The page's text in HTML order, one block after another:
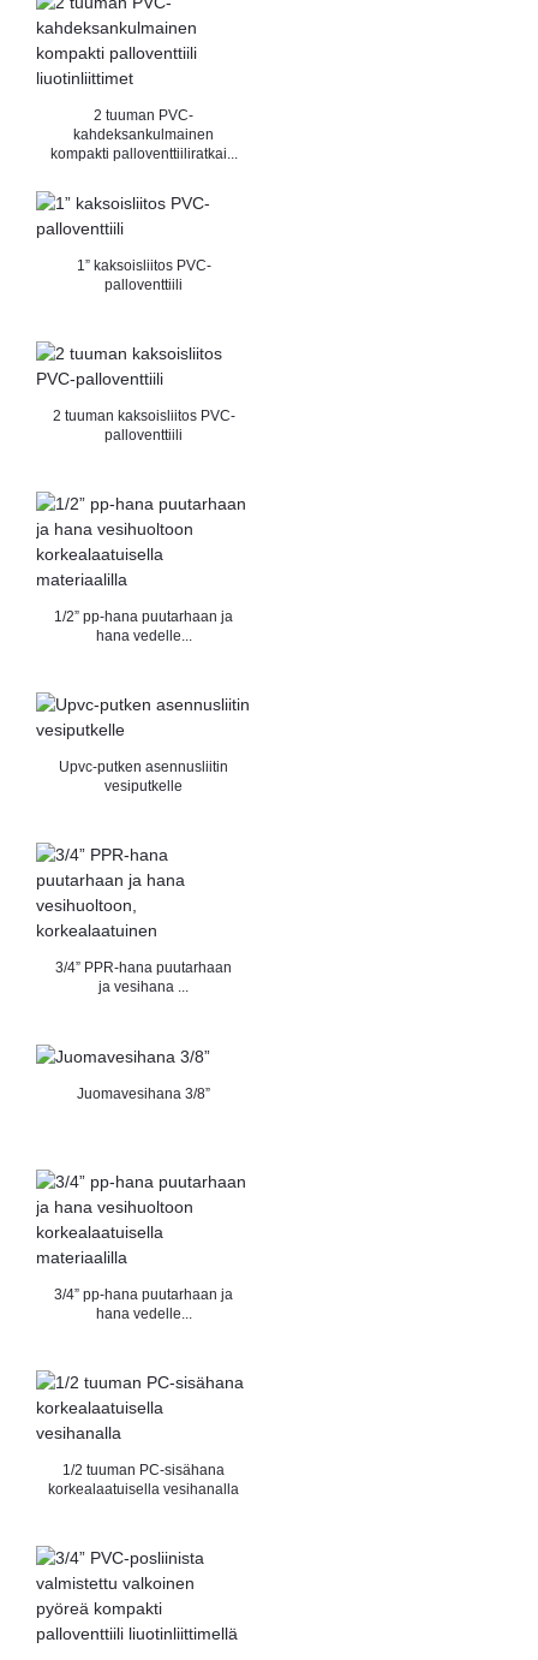
2 tuuman PVC-
kahdeksankulmainen
kompakti palloventtiiliratkai...
1” kaksoisliitos PVC-
palloventtiili
2 tuuman kaksoisliitos PVC-
palloventtiili
1/2” pp-hana puutarhaan ja
hana vedelle...
Upvc-putken asennusliitin
vesiputkelle
3/4” PPR-hana puutarhaan
ja vesihana ...
Juomavesihana 3/8”
3/4” pp-hana puutarhaan ja
hana vedelle...
1/2 tuuman PC-sisähana
korkealaatuisella vesihanalla